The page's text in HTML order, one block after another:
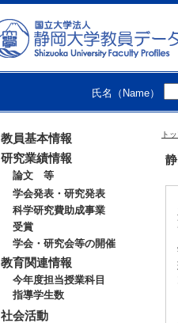
氏名（Name）
教員基本情報
研究業績情報
論文 等
学会発表・研究発表
科学研究費助成事業
受賞
学会・研究会等の開催
教育関連情報
今年度担当授業科目
指導学生数
社会活動
ト